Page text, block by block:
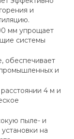
и
мм упрощает
системы
обеспечивает
и
4 м и
пыле- и
на